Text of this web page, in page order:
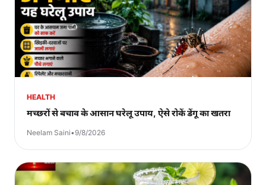
HEALTH
मच्छरों से बचाव के आसान घरेलू उपाय, ऐसे रोकें डेंगू का खतरा
Neelam Saini•9/8/2026